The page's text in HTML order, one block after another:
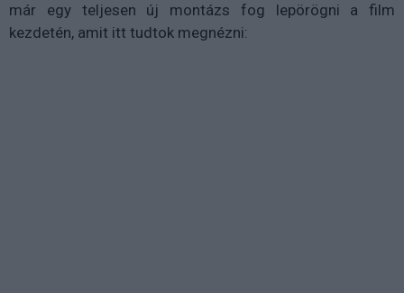
már egy teljesen új montázs fog lepörögni a film
kezdetén, amit itt tudtok megnézni: